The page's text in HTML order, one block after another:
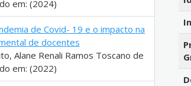
em: (2024)
de Covid- 19 e o impacto na
de docentes
Alane Renali Ramos Toscano de
em: (2022)